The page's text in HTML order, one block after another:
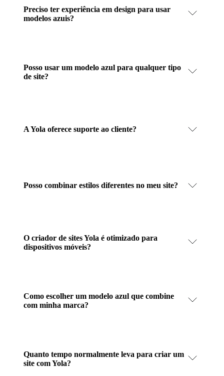
Preciso ter experiência em design para usar
modelos azuis?
Posso usar um modelo azul para qualquer tipo
de site?
A Yola oferece suporte ao cliente?
Posso combinar estilos diferentes no meu site?
O criador de sites Yola é otimizado para
dispositivos móveis?
Como escolher um modelo azul que combine
com minha marca?
Quanto tempo normalmente leva para criar um
site com Yola?